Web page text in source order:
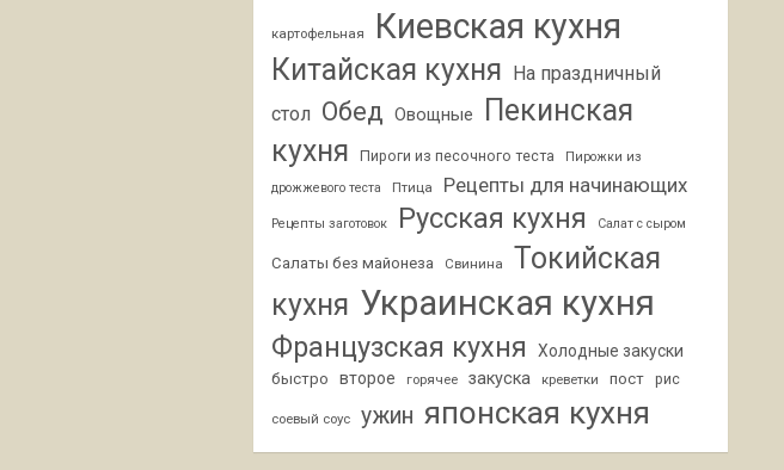
картофельная Киевская кухня
Китайская кухня На праздничный
стол Обед Овощные
Пекинская
кухня
Пироги из песочного теста
Пирожки из
дрожжевого теста
Птица Рецепты для начинающих
Рецепты заготовок Русская кухня Салат с сыром
Салаты без майонеза Свинина
Токийская
кухня Украинская кухня
Французская кухня Холодные закуски
быстро второе горячее закуска креветки пост рис
соевый соус ужин японская кухня